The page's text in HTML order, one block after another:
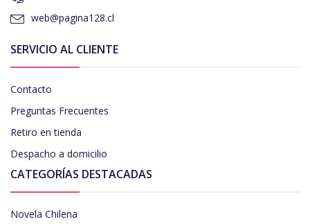
web@pagina128.cl
SERVICIO AL CLIENTE
Contacto
Preguntas Frecuentes
Retiro en tienda
Despacho a domicilio
CATEGORÍAS DESTACADAS
Novela Chilena